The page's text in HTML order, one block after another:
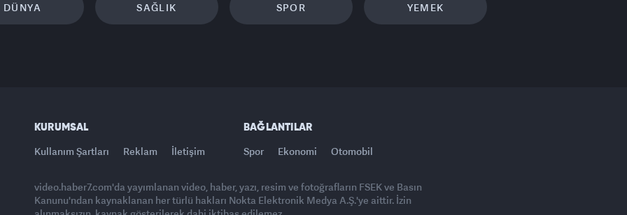
DÜNYA SAĞLIK SPOR YEMEK
KURUMSAL
Kullanım Şartları Reklam İletişim
BAĞLANTILAR
Spor Ekonomi Otomobil
video.haber7.com'da yayımlanan video, haber, yazı, resim ve fotoğrafların FSEK ve Basın
Kanunu'ndan kaynaklanan her türlü hakları Nokta Elektronik Medya A.Ş.'ye aittir. İzin